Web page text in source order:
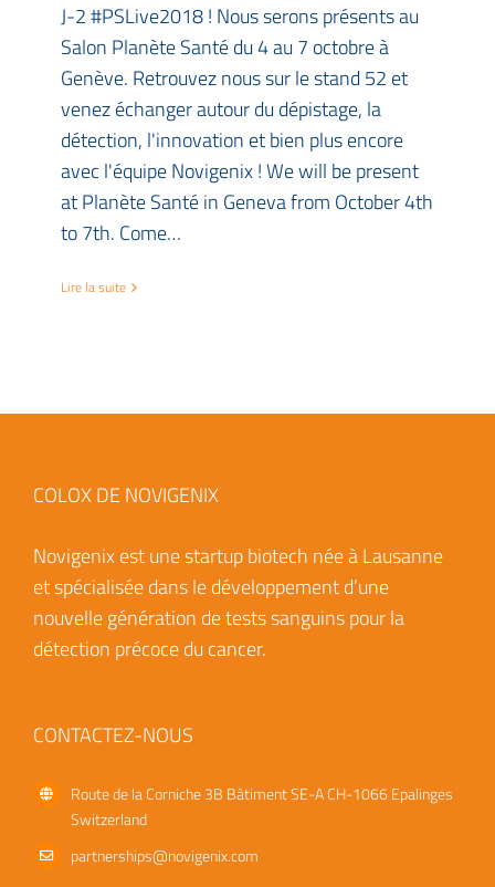
J-2 #PSLive2018 ! Nous serons présents au
Salon Planète Santé du 4 au 7 octobre à
Genève. Retrouvez nous sur le stand 52 et
venez échanger autour du dépistage, la
détection, l'innovation et bien plus encore
avec l'équipe Novigenix ! We will be present
at Planète Santé in Geneva from October 4th
to 7th. Come…
Lire la suite
COLOX DE NOVIGENIX
Novigenix est une startup biotech née à Lausanne
et spécialisée dans le développement d’une
nouvelle génération de tests sanguins pour la
détection précoce du cancer.
CONTACTEZ-NOUS
Route de la Corniche 3B Bâtiment SE-A CH-1066 Epalinges
Switzerland
partnerships@novigenix.com